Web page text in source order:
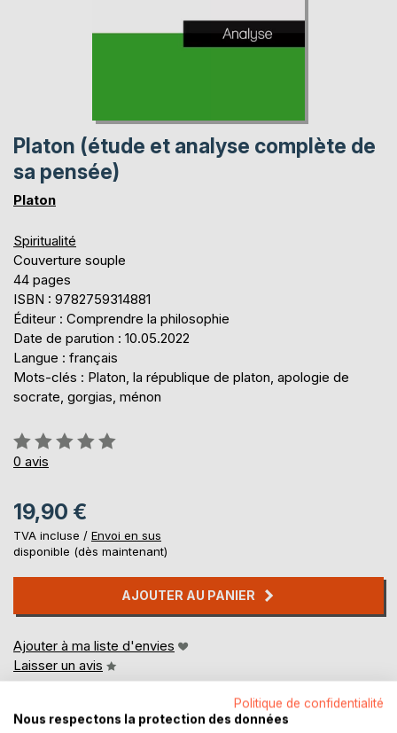
Platon (étude et analyse complète de
sa pensée)
Platon
Spiritualité
Couverture souple
44 pages
ISBN : 9782759314881
Éditeur : Comprendre la philosophie
Date de parution : 10.05.2022
Langue : français
Mots-clés : Platon, la république de platon, apologie de
socrate, gorgias, ménon
Évaluation:
0%
0 avis
19,90 €
TVA incluse / Envoi en sus
disponible (dès maintenant)
AJOUTER AU PANIER
Ajouter à ma liste d'envies
Laisser un avis
Politique de confidentialité
Nous respectons la protection des données